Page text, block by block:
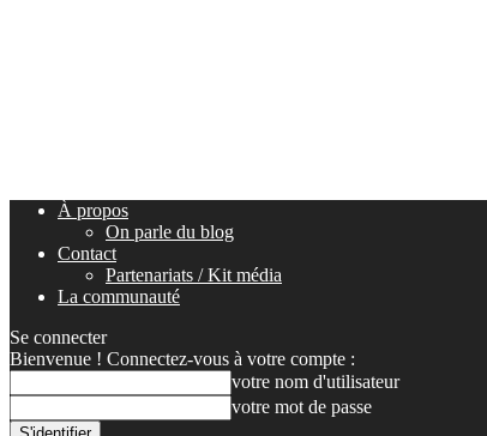
À propos
On parle du blog
Contact
Partenariats / Kit média
La communauté
Se connecter
Bienvenue ! Connectez-vous à votre compte :
votre nom d'utilisateur
votre mot de passe